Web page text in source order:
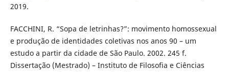
2019.
FACCHINI, R. “Sopa de letrinhas?”: movimento homossexual
e produção de identidades coletivas nos anos 90 – um
estudo a partir da cidade de São Paulo. 2002. 245 f.
Dissertação (Mestrado) – Instituto de Filosofia e Ciências